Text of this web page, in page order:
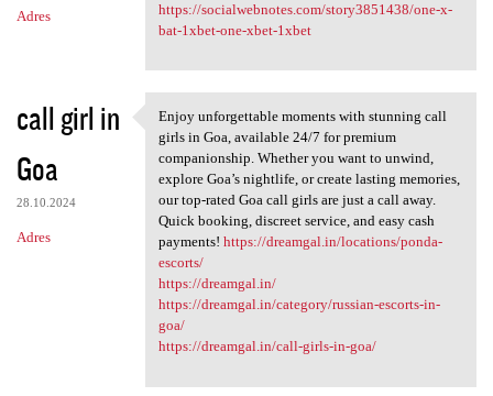
Adres
https://socialwebnotes.com/story3851438/one-x-
bat-1xbet-one-xbet-1xbet
call girl in
Goa
28.10.2024
Adres
Enjoy unforgettable moments
Enjoy unforgettable moments with stunning call
girls in Goa, available 24/7 for premium
companionship. Whether you want to unwind,
explore Goa’s nightlife, or create lasting memories,
our top-rated Goa call girls are just a call away.
Quick booking, discreet service, and easy cash
payments! https://dreamgal.in/locations/ponda-
escorts/
https://dreamgal.in/
https://dreamgal.in/category/russian-escorts-in-
goa/
https://dreamgal.in/call-girls-in-goa/